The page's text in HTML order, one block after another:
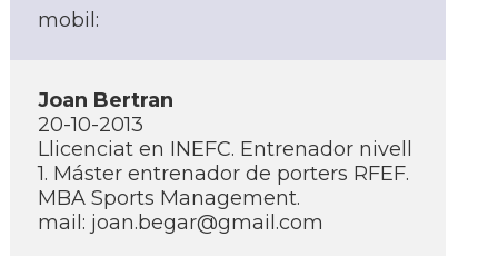
mobil:
Joan Bertran
20-10-2013
Llicenciat en INEFC. Entrenador nivell
1. Máster entrenador de porters RFEF.
MBA Sports Management.
mail: joan.begar@gmail.com